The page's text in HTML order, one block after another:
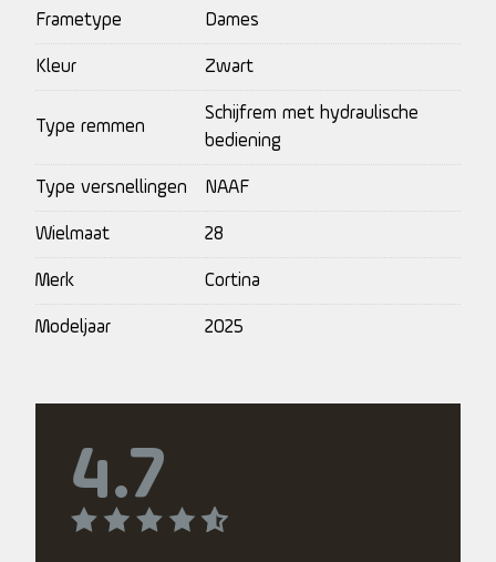
Frametype Dames
Kleur Zwart
Type remmen
Schijfrem met hydraulische
bediening
Type versnellingen NAAF
Wielmaat 28
Merk Cortina
Modeljaar 2025
4.7